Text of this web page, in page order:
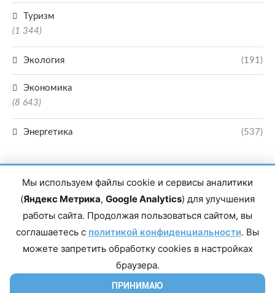
Туризм
(1 344)
Экология (191)
Экономика
(8 643)
Энергетика (537)
Главный редактор сетевого издания Магомаев Тимур Нухович. Контакты
редакции: 8(988)-292-94-34 Почта: vestiskfo@gmail.com По вопросам
Дагестан, г. Махачкала, пр-т Насрутдинова, д. 1а. Все права защищены.
Копирование и использование полных материалов запрещено, частичное
цитирование возможно только при условии гиперссылки на сайт mirmol.ru.
Мы используем файлы cookie и сервисы аналитики
(Яндекс Метрика, Google Analytics) для улучшения
работы сайта. Продолжая пользоваться сайтом, вы
соглашаетесь с политикой конфиденциальности. Вы
можете запретить обработку cookies в настройках
браузера.
ПРИНИМАЮ